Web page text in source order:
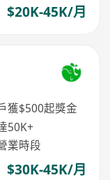
$20K-45K/月
獲$500起獎金
50K+
業時段
$30K-45K/月